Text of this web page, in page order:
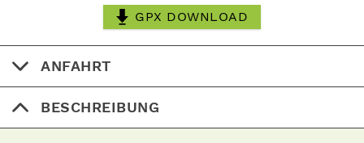
GPX DOWNLOAD
ANFAHRT
BESCHREIBUNG